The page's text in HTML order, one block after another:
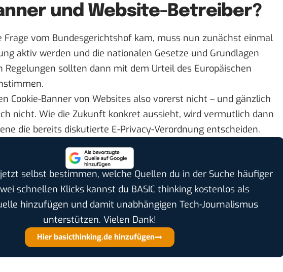
und Website-Betreiber?
Frage vom Bundesgerichtshof kam, muss nun zunächst einmal
aktiv werden und die nationalen Gesetze und Grundlagen
Regelungen sollten dann mit dem Urteil des Europäischen
Cookie-Banner von Websites also vorerst nicht – und gänzlich
nicht. Wie die Zukunft konkret aussieht, wird vermutlich dann
die bereits diskutierte E-Privacy-Verordnung entscheiden.
selbst bestimmen, welche Quellen du in der Suche häufiger
schnellen Klicks kannst du BASIC thinking kostenlos als
hinzufügen und damit unabhängigen Tech-Journalismus
unterstützen. Vielen Dank!
Hier basicthinking.de hinzufügen